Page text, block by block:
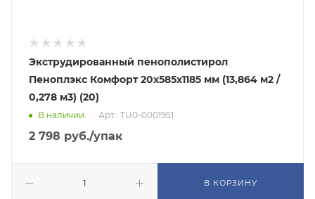
Экструдированный пенополистирол
Пеноплэкс Комфорт 20х585х1185 мм (13,864 м2 /
0,278 м3) (20)
В наличии Арт.: TU0-0001951
2 798 руб./упак
В КОРЗИНУ